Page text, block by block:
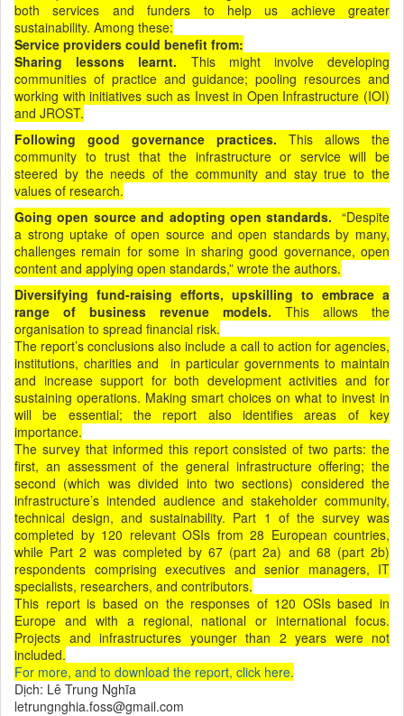
both services and funders to help us achieve greater
sustainability. Among these:
Service providers could benefit from:
Sharing lessons learnt. This might involve developing
communities of practice and guidance; pooling resources and
working with initiatives such as Invest in Open Infrastructure (IOI)
and JROST.
Following good governance practices. This allows the
community to trust that the infrastructure or service will be
steered by the needs of the community and stay true to the
values of research.
Going open source and adopting open standards. “Despite
a strong uptake of open source and open standards by many,
challenges remain for some in sharing good governance, open
content and applying open standards,” wrote the authors.
Diversifying fund-raising efforts, upskilling to embrace a
range of business revenue models. This allows the
organisation to spread financial risk.
The report’s conclusions also include a call to action for agencies,
institutions, charities and in particular governments to maintain
and increase support for both development activities and for
sustaining operations. Making smart choices on what to invest in
will be essential; the report also identifies areas of key
importance.
The survey that informed this report consisted of two parts: the
first, an assessment of the general infrastructure offering; the
second (which was divided into two sections) considered the
infrastructure’s intended audience and stakeholder community,
technical design, and sustainability. Part 1 of the survey was
completed by 120 relevant OSIs from 28 European countries,
while Part 2 was completed by 67 (part 2a) and 68 (part 2b)
respondents comprising executives and senior managers, IT
specialists, researchers, and contributors.
This report is based on the responses of 120 OSIs based in
Europe and with a regional, national or international focus.
Projects and infrastructures younger than 2 years were not
included.
For more, and to download the report, click here.
Dịch: Lê Trung Nghĩa
letrungnghia.foss@gmail.com